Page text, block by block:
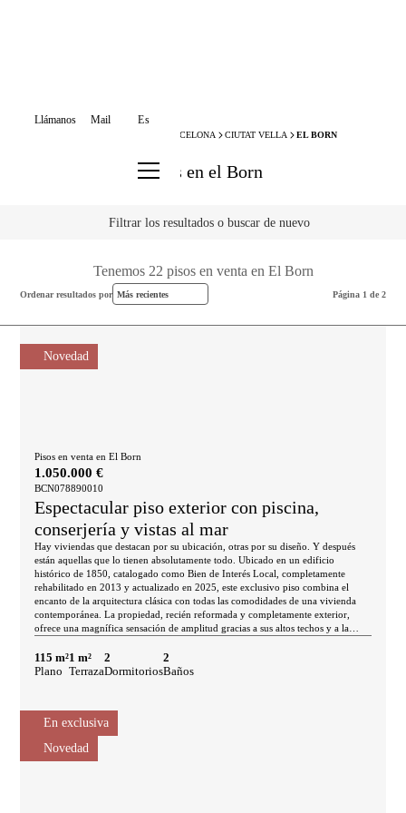
Mail
Llámanos Es
BARCELONA CIUTAT VELLA EL BORN
Pisos en el Born
Filtrar los resultados o buscar de nuevo
Tenemos 22 pisos en venta en El Born
Ordenar resultados por Más recientes Página 1 de 2
Novedad
Pisos en venta en El Born
1.050.000 €
BCN078890010
Espectacular piso exterior con piscina,
conserjería y vistas al mar
Hay viviendas que destacan por su ubicación, otras por su diseño. Y después
están aquellas que lo tienen absolutamente todo. Ubicado en un edificio
histórico de 1850, catalogado como Bien de Interés Local, completamente
rehabilitado en 2013 y actualizado en 2025, este exclusivo piso combina el
encanto de la arquitectura clásica con todas las comodidades de una vivienda
contemporánea. La propiedad, recién reformada y completamente exterior,
ofrece una magnífica sensación de amplitud gracias a sus altos techos y a la
habitaciones, dos baños completos, elegante parquet de madera y un eficiente
sistema de climatización individual por aerotermia, con calefacción y aire
de las terrazas comunitarias más espectaculares de Barcelona: un auténtico oasis
urbano con piscina, solárium, zonas chill out, área de barbacoa y unas
impresionantes vistas panorámicas al Mediterráneo, la montaña y el skyline de
la ciudad. Un espacio exclusivo para desconectar, recibir invitados o
simplemente disfrutar de un estilo de vida privilegiado. El edificio ofrece
115 m²
Plano
1 m²
Terraza
2
Dormitorios
2
Baños
En exclusiva
Novedad